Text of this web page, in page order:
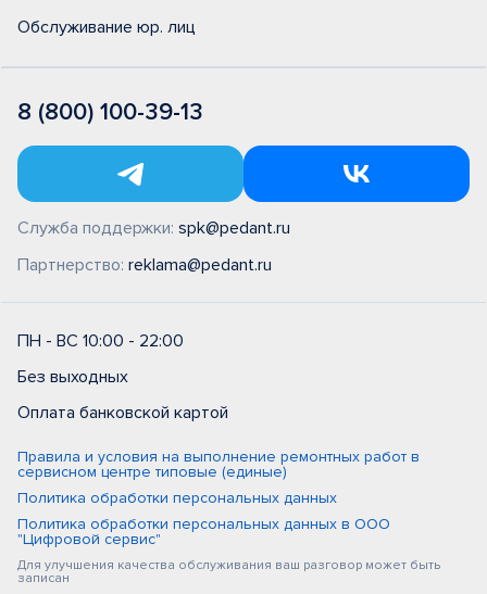
Обслуживание юр. лиц
8 (800) 100-39-13
Служба поддержки: spk@pedant.ru
Партнерство: reklama@pedant.ru
ПН - ВС 10:00 - 22:00
Без выходных
Оплата банковской картой
Правила и условия на выполнение ремонтных работ в
сервисном центре типовые (единые)
Политика обработки персональных данных
Политика обработки персональных данных в ООО
"Цифровой сервис"
Для улучшения качества обслуживания ваш разговор может быть
записан